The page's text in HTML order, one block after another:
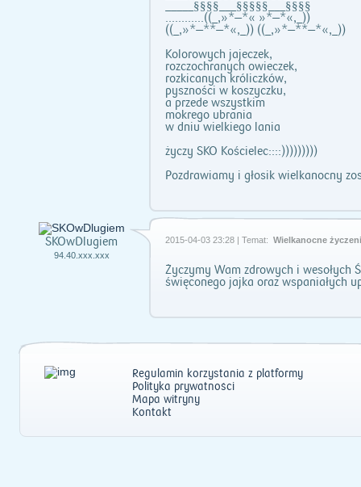
_____§§§§___§§§§§___§§§§
............((_,»*—*« »*—*«,_))
((_,»*—**—*«,_)) ((_,»*—**—*«,_))
Kolorowych jajeczek,
rozczochranych owieczek,
rozkicanych króliczków,
pyszności w koszyczku,
a przede wszystkim
mokrego ubrania
w dniu wielkiego lania
życzy SKO Kościelec::::)))))))))
Pozdrawiamy i głosik wielkanocny
SKOwDlugiem
94.40.xxx.xxx
2015-04-03 23:28 | Temat: Wielkanocne
Życzymy Wam zdrowych i wesołych
święconego jajka oraz wspaniałych
Regulamin korzystania z platformy
Polityka prywatności
Mapa witryny
Kontakt